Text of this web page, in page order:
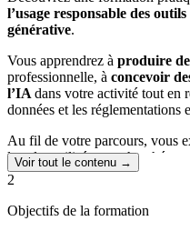
l’usage responsable des
générative.
Vous apprendrez à produire
professionnelle, à concevoir
l’IA dans votre activité tout en
données et les réglementations
Au fil de votre parcours, vous
les plus utilisés et recherchés
(ChatGPT, Midjourney
leurs limites et leurs bonnes
appliquerez ces compétences à
projets concrets et des séances
Voir tout le contenu →
2
Objectifs de la formation